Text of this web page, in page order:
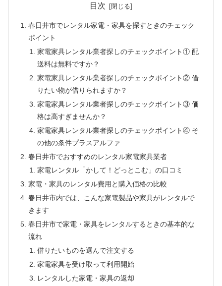
目次
春日井市でレンタル家電・家具を探すときのチェック
ポイント
家電家具レンタル業者探しのチェックポイント① 配
送料は無料ですか？
家電家具レンタル業者探しのチェックポイント② 借
りたい物が借りられますか？
家電家具レンタル業者探しのチェックポイント③ 価
格は高すぎませんか？
家電家具レンタル業者探しのチェックポイント④ そ
の他の条件プラスアルファ
春日井市でおすすめのレンタル家電家具業者
家電レンタル「かして！どっとこむ」の口コミ
家電・家具のレンタル費用と購入価格の比較
春日井市内では、こんな家電製品や家具がレンタルで
きます
春日井市で家電・家具をレンタルするときの基本的な
流れ
借りたいものを選んで注文する
家電家具を受け取って利用開始
レンタルした家電・家具の返却